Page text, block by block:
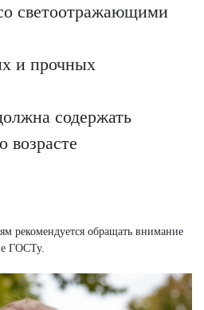
светоотражающими
и прочных
содержать
рекомендуется обращать внимание
ГОСТу.